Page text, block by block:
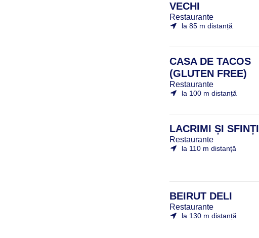
VECHI
Restaurante
la 85 m distanță
CASA DE TACOS
(GLUTEN FREE)
Restaurante
la 100 m distanță
LACRIMI ȘI SFINȚI
Restaurante
la 110 m distanță
BEIRUT DELI
Restaurante
la 130 m distanță